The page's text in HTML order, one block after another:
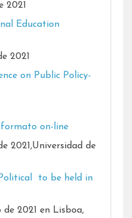
2021
Education
2021
on Public Policy-
formato on-line
2021,Universidad de
to be held in
de 2021 en Lisboa,